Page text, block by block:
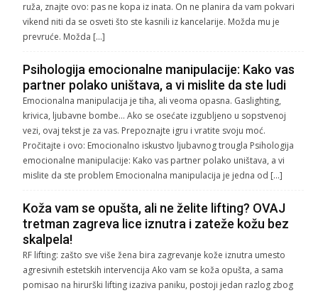
ruža, znajte ovo: pas ne kopa iz inata. On ne planira da vam pokvari
vikend niti da se osveti što ste kasnili iz kancelarije. Možda mu je
prevruće. Možda […]
Psihologija emocionalne manipulacije: Kako vas
partner polako uništava, a vi mislite da ste ludi
Emocionalna manipulacija je tiha, ali veoma opasna. Gaslighting,
krivica, ljubavne bombe… Ako se osećate izgubljeno u sopstvenoj
vezi, ovaj tekst je za vas. Prepoznajte igru i vratite svoju moć.
Pročitajte i ovo: Emocionalno iskustvo ljubavnog trougla Psihologija
emocionalne manipulacije: Kako vas partner polako uništava, a vi
mislite da ste problem Emocionalna manipulacija je jedna od […]
Koža vam se opušta, ali ne želite lifting? OVAJ
tretman zagreva lice iznutra i zateže kožu bez
skalpela!
RF lifting: zašto sve više žena bira zagrevanje kože iznutra umesto
agresivnih estetskih intervencija Ako vam se koža opušta, a sama
pomisao na hirurški lifting izaziva paniku, postoji jedan razlog zbog